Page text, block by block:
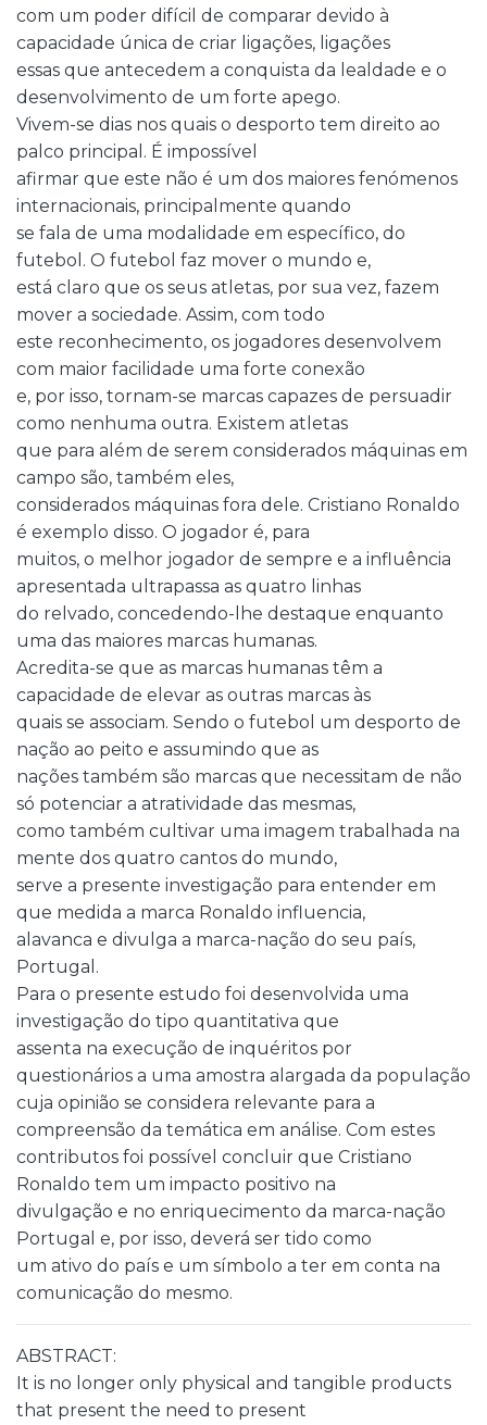
com um poder difícil de comparar devido à
capacidade única de criar ligações, ligações
essas que antecedem a conquista da lealdade e o
desenvolvimento de um forte apego.
Vivem-se dias nos quais o desporto tem direito ao
palco principal. É impossível
afirmar que este não é um dos maiores fenómenos
internacionais, principalmente quando
se fala de uma modalidade em específico, do
futebol. O futebol faz mover o mundo e,
está claro que os seus atletas, por sua vez, fazem
mover a sociedade. Assim, com todo
este reconhecimento, os jogadores desenvolvem
com maior facilidade uma forte conexão
e, por isso, tornam-se marcas capazes de persuadir
como nenhuma outra. Existem atletas
que para além de serem considerados máquinas em
campo são, também eles,
considerados máquinas fora dele. Cristiano Ronaldo
é exemplo disso. O jogador é, para
muitos, o melhor jogador de sempre e a influência
apresentada ultrapassa as quatro linhas
do relvado, concedendo-lhe destaque enquanto
uma das maiores marcas humanas.
Acredita-se que as marcas humanas têm a
capacidade de elevar as outras marcas às
quais se associam. Sendo o futebol um desporto de
nação ao peito e assumindo que as
nações também são marcas que necessitam de não
só potenciar a atratividade das mesmas,
como também cultivar uma imagem trabalhada na
mente dos quatro cantos do mundo,
serve a presente investigação para entender em
que medida a marca Ronaldo influencia,
alavanca e divulga a marca-nação do seu país,
Portugal.
Para o presente estudo foi desenvolvida uma
investigação do tipo quantitativa que
assenta na execução de inquéritos por
questionários a uma amostra alargada da população
cuja opinião se considera relevante para a
compreensão da temática em análise. Com estes
contributos foi possível concluir que Cristiano
Ronaldo tem um impacto positivo na
divulgação e no enriquecimento da marca-nação
Portugal e, por isso, deverá ser tido como
um ativo do país e um símbolo a ter em conta na
comunicação do mesmo.
ABSTRACT:
It is no longer only physical and tangible products
that present the need to present